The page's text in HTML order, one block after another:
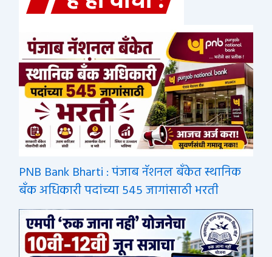
PNB Bank Bharti : पंजाब नॅशनल बँकेत स्थानिक
बँक अधिकारी पदांच्या 545 जागांसाठी भरती